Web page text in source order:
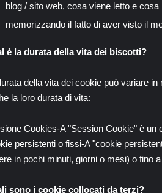
blog / sito web, cosa viene letto e
memorizzando il fatto di aver visto il
è la durata della vita dei biscotti?
della vita dei cookie può variare
la loro durata di vita:
Cookies-A "Session Cookie" è un
persistenti o fissi-A "cookie
in pochi minuti, giorni o mesi) o fino
sono i cookie collocati da terzi?